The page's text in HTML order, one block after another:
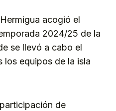
acogió el
2024/25 de la
se llevó a cabo el
los equipos de la isla
de